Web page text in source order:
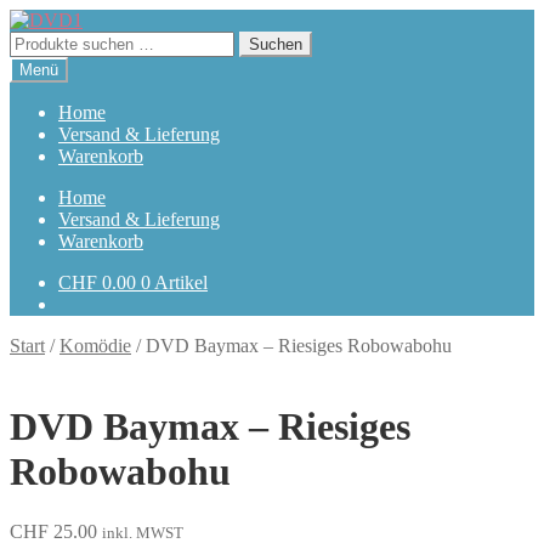
Zur
Navigation
springen
Zum
Inhalt
springen
Suchen
nach:
Suchen
Menü
Home
Versand & Lieferung
Warenkorb
Home
Versand & Lieferung
Warenkorb
CHF 0.00 0 Artikel
Start /Komödie /DVD Baymax – Riesiges Robowabohu
DVD Baymax – Riesiges
Robowabohu
CHF 25.00 inkl. MWST